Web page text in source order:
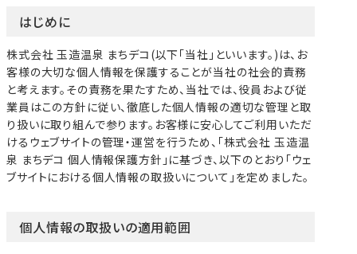
はじめに
株式会社 玉造温泉 まちデコ(以下「当社」といいます。)は、お
客様の大切な個人情報を保護することが当社の社会的責務
と考えます。その責務を果たすため、当社では、役員および従
業員はこの方針に従い、徹底した個人情報の適切な管理と取
り扱いに取り組んで参ります。お客様に安心してご利用いただ
けるウェブサイトの管理・運営を行うため、「株式会社 玉造温
泉 まちデコ 個人情報保護方針」に基づき、以下のとおり「ウェ
ブサイトにおける個人情報の取扱いについて」を定めました。
個人情報の取扱いの適用範囲